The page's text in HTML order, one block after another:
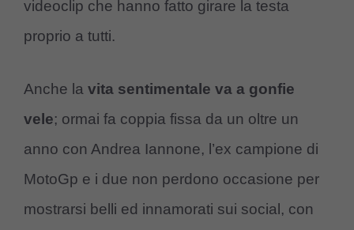
videoclip che hanno fatto girare la testa
proprio a tutti.
Anche la vita sentimentale va a gonfie
vele; ormai fa coppia fissa da un oltre un
anno con Andrea Iannone, l’ex campione di
MotoGp e i due non perdono occasione per
mostrarsi belli ed innamorati sui social, con